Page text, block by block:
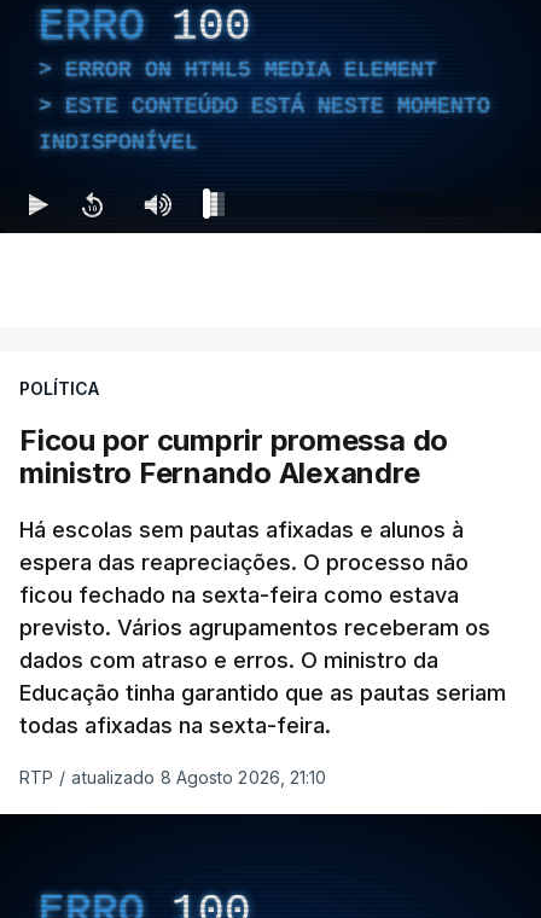
ERRO 100
ERROR ON HTML5 MEDIA ELEMENT
ESTE CONTEÚDO ESTÁ NESTE MOMENTO
INDISPONÍVEL
POLÍTICA
Ficou por cumprir promessa do
ministro Fernando Alexandre
Há escolas sem pautas afixadas e alunos à
espera das reapreciações. O processo não
ficou fechado na sexta-feira como estava
previsto. Vários agrupamentos receberam os
dados com atraso e erros. O ministro da
Educação tinha garantido que as pautas seriam
todas afixadas na sexta-feira.
RTP / atualizado 8 Agosto 2026, 21:10